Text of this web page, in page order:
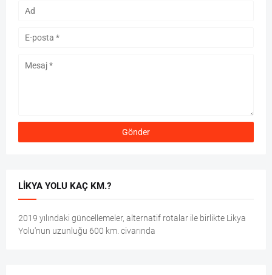
LIKYA YOLU KAÇ KM.?
2019 yılındaki güncellemeler, alternatif rotalar ile birlikte Likya
Yolu'nun uzunluğu 600 km. civarında